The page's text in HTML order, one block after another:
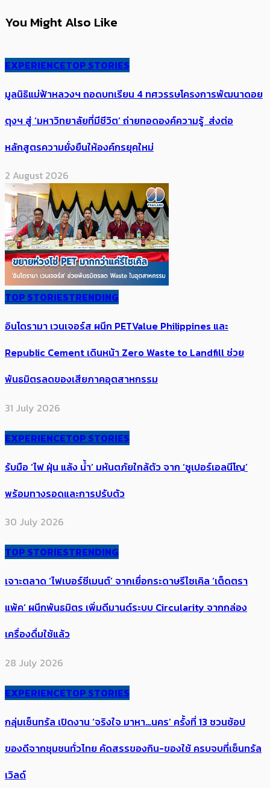
You Might Also Like
EXPERIENCETOP STORIES
มูลนิธิแม่ฟ้าหลวงฯ ถอดบทเรียน 4 ทศวรรษโครงการพัฒนาดอย
ตุงฯ สู่ ‘มหาวิทยาลัยที่มีชีวิต’ ถ่ายทอดองค์ความรู้ ส่งต่อ
หลักสูตรความยั่งยืนให้องค์กรยุคใหม่
2 August 2026
TOP STORIESTRENDING
อินโดรามา เวนเจอร์ส ผนึก PETValue Philippines และ
Republic Cement เดินหน้า Zero Waste to Landfill ​ช่วย
พันธมิตร​ลดของเสียภาคอุตสาหกรรม
31 July 2026
EXPERIENCETOP STORIES
รับมือ ‘ไฟ ฝุ่น แล้ง น้ำ’ มหันตภัยใกล้ตัว จาก ‘ซูเปอร์เอลนีโญ’
พร้อมทางรอดและการปรับตัว
30 July 2026
TOP STORIESTRENDING
เจาะตลาด ‘ไฟเบอร์ซีเมนต์’ จากเยื่อกระดาษรีไซเคิล ‘เต็ดตรา
แพ้ค’ ผนึกพันธมิตร​ เพิ่มดีมานด์ระบบ Circularity จากกล่อง
เครื่องดื่มใช้แล้ว​
28 July 2026
EXPERIENCETOP STORIES
กลุ่มเซ็นทรัล เปิดงาน ‘จริงใจ มาหา…นคร’ ครั้งที่ 13 ชวนช้อป
ของดีจากชุมชนทั่วไทย คัดสรรของกิน-ของใช้ ครบจบที่เซ็นทรัล
เวิลด์